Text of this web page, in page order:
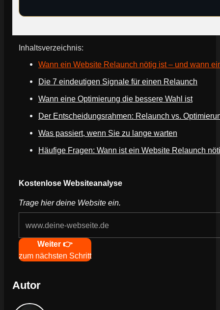
Inhaltsverzeichnis:
Wann ein Website Relaunch nötig ist – und wann
Die 7 eindeutigen Signale für einen Relaunch
Wann eine Optimierung die bessere Wahl ist
Der Entscheidungsrahmen: Relaunch vs.
Was passiert, wenn Sie zu lange warten
Häufige Fragen: Wann ist ein Website Relaunch
Kostenlose Websiteanalyse
Trage hier deine Website ein.
NavigationWeiter 👉
zum nächsten Schritt
Autor